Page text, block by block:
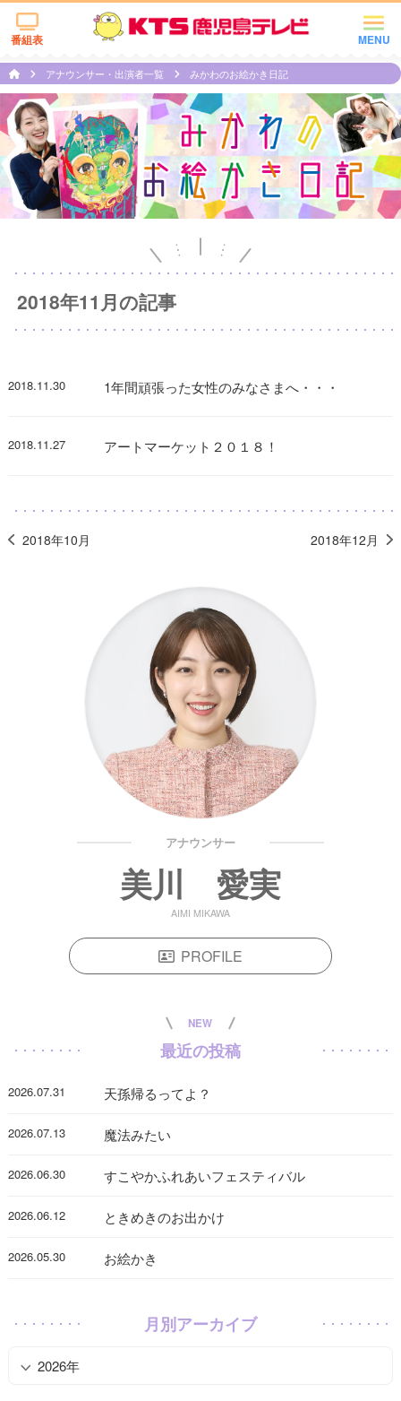
MENU
番組表
アナウンサー・出演者一覧 みかわのお絵かき日記
2018年11月の記事
2018.11.30 1年間頑張った女性のみなさまへ・・・
2018.11.27 アートマーケット２０１８！
2018年10月 2018年12月
アナウンサー
美川 愛実
AIMI MIKAWA
PROFILE
NEW
最近の投稿
2026.07.31 天孫帰るってよ？
2026.07.13 魔法みたい
2026.06.30 すこやかふれあいフェスティバル
2026.06.12 ときめきのお出かけ
2026.05.30 お絵かき
月別アーカイブ
2026年